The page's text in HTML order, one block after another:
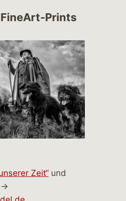
Prints
Zeit“ und
→